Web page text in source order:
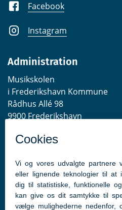
Facebook
Instagram
Administration
Musikskolen
i Frederikshavn Kommune
Rådhus Allé 98
9900 Frederikshavn
EAN-lokationsnummer:
Telefontider
Mandag - Torsdag: 10:00-